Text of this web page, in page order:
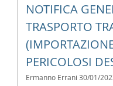
NOTIFICA
TRASPORTO
PERICOLOSI
Ermanno Errani 30/01/